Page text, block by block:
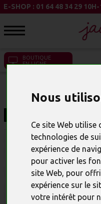
Nous
Ce site Web utilise
technologies de
expérience de
pour activer les
site Web, pour
expérience sur le
votre intérêt pour
E-SHOP : 01 64 48 34 29 10H-
BOUTIQUE
EN LIGNE